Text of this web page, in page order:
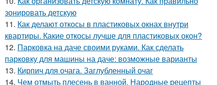
зонировать детскую
11. Как делают откосы в пластиковых окнах внутри
квартиры. Какие откосы лучше для пластиковых окон?
12. Парковка на даче своими руками. Как сделать
парковку для машины на даче: возможные варианты
13. Кирпич для очага. Заглубленный очаг
14. Чем отмыть плесень в ванной. Народные рецепты